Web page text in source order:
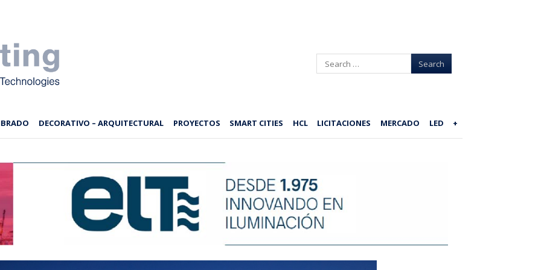
Search
DECORATIVO – ARQUITECTURAL PROYECTOS SMART CITIES HCL LICITACIONES MERCADO LED +